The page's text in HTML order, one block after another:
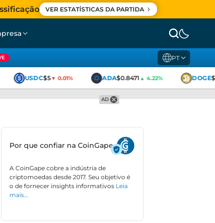
VER ESTATÍSTICAS DA PARTIDA
PT
USDC$5▼ 0.01% ADA$0.8471▲ 4.22% DOGE
AD
Por que confiar na CoinGape
A CoinGape cobre a indústria de
criptomoedas desde 2017. Seu objetivo é
o de fornecer insights informativos Leia
mais…